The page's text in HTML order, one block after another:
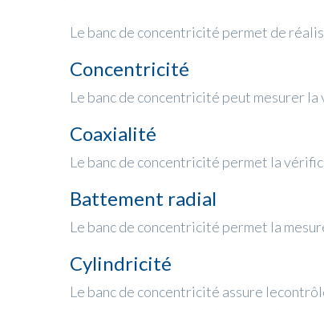
Le banc de concentricité permet de
Concentricité
Le banc de concentricité peut mesurer
Coaxialité
Le banc de concentricité permet la
Battement radial
Le banc de concentricité permet la
Cylindricité
Le banc de concentricité assure